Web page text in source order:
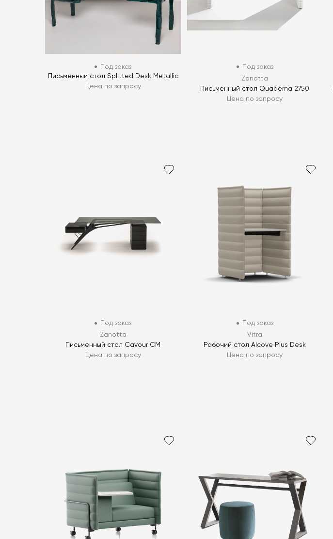
Под заказ
Письменный стол Splitted Desk Metallic
Цена по запросу
Под заказ
Zanotta
Письменный стол Quaderna 2750
Цена по запросу
Под заказ
Zanotta
Письменный стол Cavour CM
Цена по запросу
Под заказ
Vitra
Рабочий стол Alcove Plus Desk
Цена по запросу